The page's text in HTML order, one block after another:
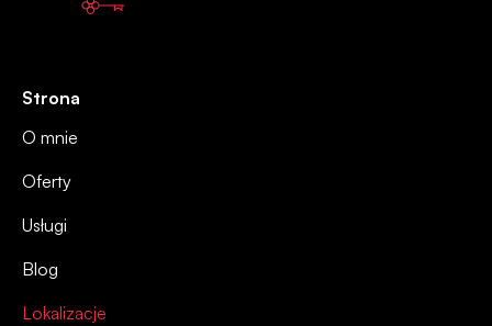
Strona
O mnie
Oferty
Usługi
Blog
Lokalizacje